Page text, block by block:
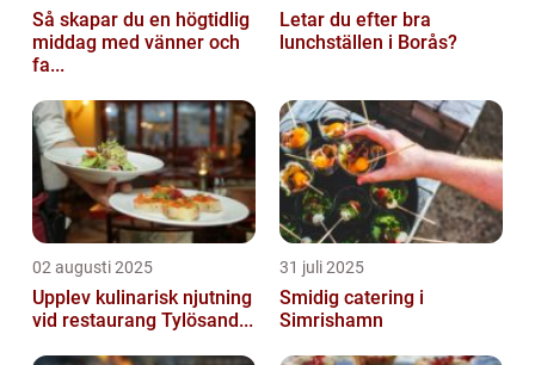
Så skapar du en högtidlig
middag med vänner och
fa...
Letar du efter bra
lunchställen i Borås?
02 augusti 2025
Upplev kulinarisk njutning
vid restaurang Tylösand...
31 juli 2025
Smidig catering i
Simrishamn